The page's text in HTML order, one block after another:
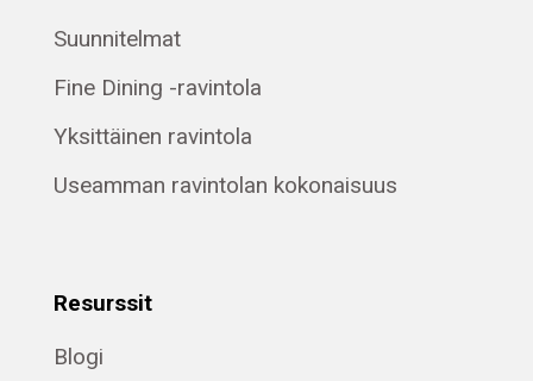
Suunnitelmat
Fine Dining -ravintola
Yksittäinen ravintola
Useamman ravintolan kokonaisuus
Resurssit
Blogi